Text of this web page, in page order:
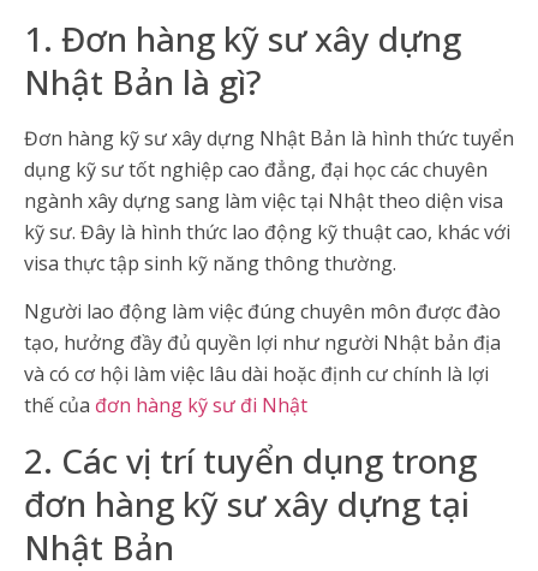
1. Đơn hàng kỹ sư xây dựng
Nhật Bản là gì?
Đơn hàng kỹ sư xây dựng Nhật Bản là hình thức tuyển
dụng kỹ sư tốt nghiệp cao đẳng, đại học các chuyên
ngành xây dựng sang làm việc tại Nhật theo diện visa
kỹ sư. Đây là hình thức lao động kỹ thuật cao, khác với
visa thực tập sinh kỹ năng thông thường.
Người lao động làm việc đúng chuyên môn được đào
tạo, hưởng đầy đủ quyền lợi như người Nhật bản địa
và có cơ hội làm việc lâu dài hoặc định cư chính là lợi
thế của đơn hàng kỹ sư đi Nhật
2. Các vị trí tuyển dụng trong
đơn hàng kỹ sư xây dựng tại
Nhật Bản